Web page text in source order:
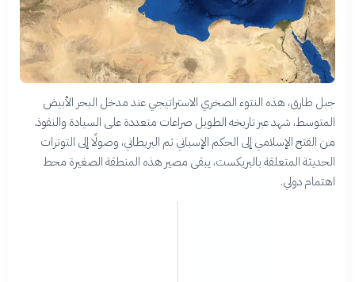
جبل طارق، هذه النتوء الصخري الاستراتيجي عند مدخل البحر الأبيض
المتوسط، شهد عبر تاريخه الطويل صراعات متعددة على السيادة والنفوذ.
من الفتح الإسلامي إلى الحكم الإسباني ثم البريطاني، وصولًا إلى التوترات
الحديثة المتعلقة بالبريكست، يبقى مصير هذه المنطقة الصغيرة محط
اهتمام دولي.